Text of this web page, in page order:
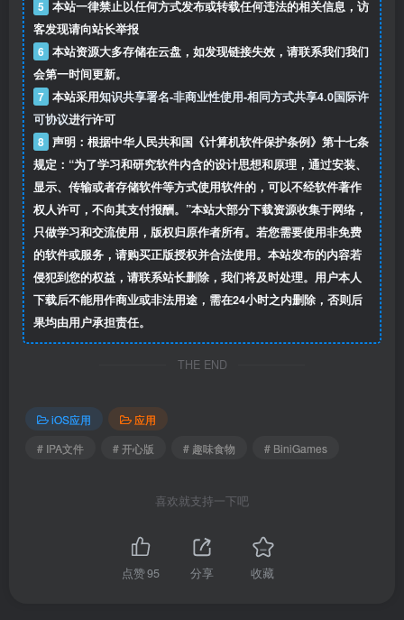
5 本站一律禁止以任何方式发布或转载任何违法的相关信息，访
客发现请向站长举报
6 本站资源大多存储在云盘，如发现链接失效，请联系我们我们
会第一时间更新。
7 本站采用知识共享署名-非商业性使用-相同方式共享4.0国际许
可协议进行许可
8 声明：根据中华人民共和国《计算机软件保护条例》第十七条
规定：“为了学习和研究软件内含的设计思想和原理，通过安装、
显示、传输或者存储软件等方式使用软件的，可以不经软件著作
权人许可，不向其支付报酬。”本站大部分下载资源收集于网络，
只做学习和交流使用，版权归原作者所有。若您需要使用非免费
的软件或服务，请购买正版授权并合法使用。本站发布的内容若
侵犯到您的权益，请联系站长删除，我们将及时处理。用户本人
下载后不能用作商业或非法用途，需在24小时之内删除，否则后
果均由用户承担责任。
THE END
iOS应用
应用
# IPA文件
# 开心版 # 趣味食物 # BiniGames
喜欢就支持一下吧
点赞95 分享 收藏